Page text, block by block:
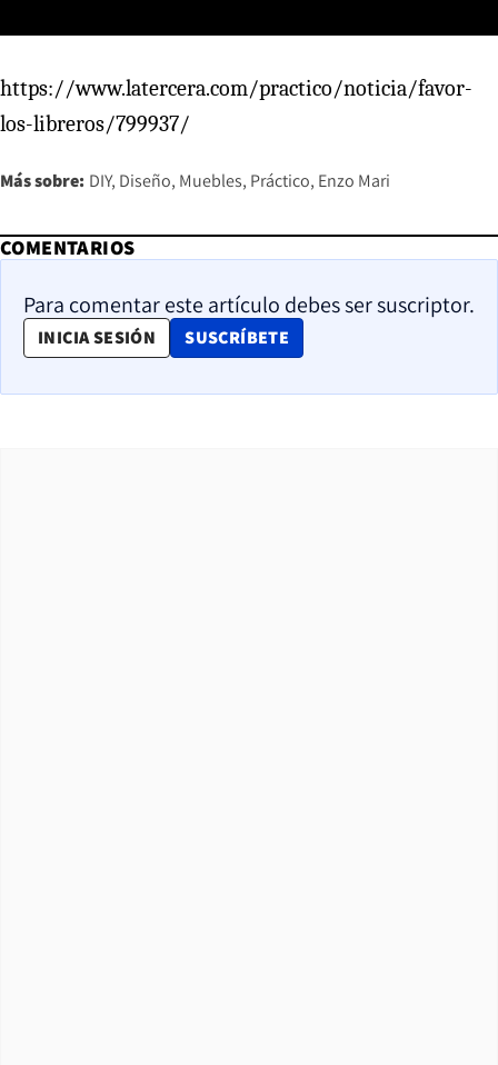
https://www.latercera.com/practico/noticia/favor-
los-libreros/799937/
Más sobre: DIY Diseño Muebles Práctico Enzo Mari
COMENTARIOS
Para comentar este artículo debes ser suscriptor.
INICIA SESIÓN SUSCRÍBETE
OPENS IN NEW WINDOW